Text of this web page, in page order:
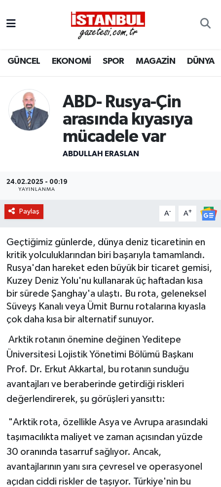
GÜNCEL EKONOMİ SPOR MAGAZİN DÜNYA
ABD- Rusya-Çin
arasında kıyasıya
mücadele var
ABDULLAH ERASLAN
24.02.2025 - 00:19
YAYINLANMA
Paylaş A- A+
Geçtiğimiz günlerde, dünya deniz ticaretinin en
kritik yolculuklarından biri başarıyla tamamlandı.
Rusya'dan hareket eden büyük bir ticaret gemisi,
Kuzey Deniz Yolu'nu kullanarak üç haftadan kısa
bir sürede Şanghay'a ulaştı. Bu rota, geleneksel
Süveyş Kanalı veya Ümit Burnu rotalarına kıyasla
çok daha kısa bir alternatif sunuyor.
Arktik rotanın önemine değinen Yeditepe
Üniversitesi Lojistik Yönetimi Bölümü Başkanı
Prof. Dr. Erkut Akkartal, bu rotanın sunduğu
avantajları ve beraberinde getirdiği riskleri
değerlendirerek, şu görüşleri yansıttı:
"Arktik rota, özellikle Asya ve Avrupa arasındaki
taşımacılıkta maliyet ve zaman açısından yüzde
30 oranında tasarruf sağlıyor. Ancak,
avantajlarının yanı sıra çevresel ve operasyonel
açıdan ciddi riskler de taşıyor. Türkiye'nin bu
EKONOMİ
İSTANBUL
DÜNYA
KÜLTÜR SANAT
SAĞLIK
BİLİM VE TEKNOLOJİ
OTOMOBİL
KURUMSAL
Nöbetçi Eczaneler
Hava Durumu
Trafik Durumu
Süper Lig Puan Durumu ve Fikstür
Tüm Manşetler
Haber Arşivi